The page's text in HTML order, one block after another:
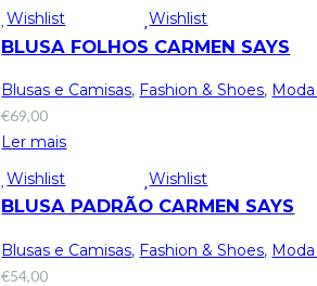
Wishlist
Wishlist
BLUSA FOLHOS CARMEN SAYS
Blusas e Camisas, Fashion & Shoes,
€69,00
Ler mais
Wishlist
Wishlist
BLUSA PADRÃO CARMEN SAYS
Blusas e Camisas, Fashion & Shoes,
€54,00